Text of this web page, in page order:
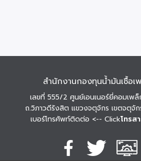
สำนักงานกองทุนน้ำมันเชื้อเ
เลขที่ 555/2 ศูนย์เอนเนอร์ยี่คอมเพล็
ถ.วิภาวดีรังสิต แขวงจตุจักร เขตจตุจั
เบอร์โทรศัพท์ติดต่อ <-- Clickโทรส